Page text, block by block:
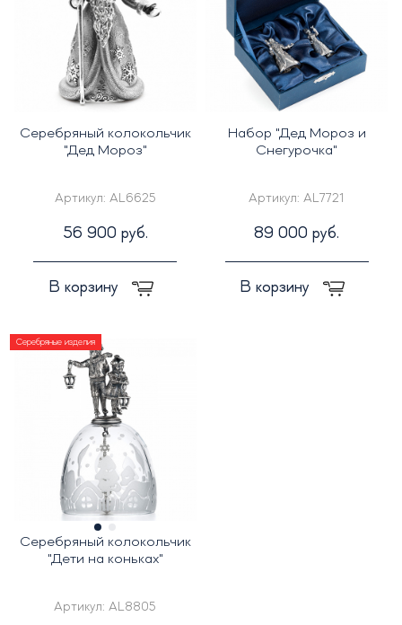
Серебряный колокольчик
"Дед Мороз"
Артикул: AL6625
56 900 руб.
В корзину
Набор "Дед Мороз и
Снегурочка"
Артикул:AL7721
89 000 руб.
В корзину
Серебряный колокольчик
"Дети на коньках"
Серебряные изделия
Артикул:AL8805